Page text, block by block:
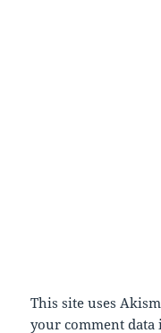
This site uses
your comment data